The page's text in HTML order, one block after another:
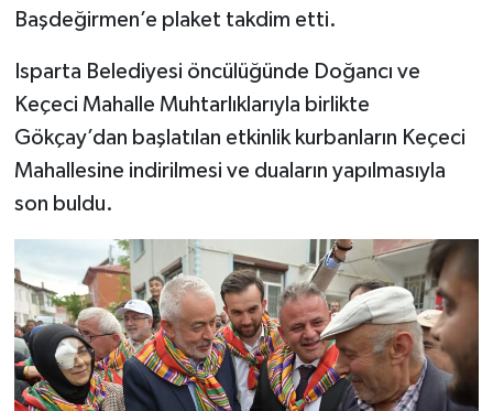
Başdeğirmen’e plaket takdim etti.
Isparta Belediyesi öncülüğünde Doğancı ve
Keçeci Mahalle Muhtarlıklarıyla birlikte
Gökçay’dan başlatılan etkinlik kurbanların Keçeci
Mahallesine indirilmesi ve duaların yapılmasıyla
son buldu.